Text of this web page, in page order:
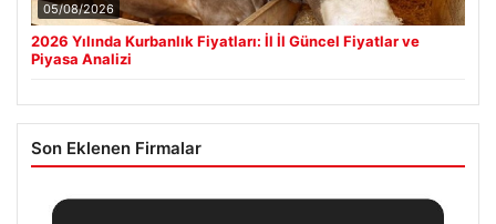
05/08/2026
2026 Yılında Kurbanlık Fiyatları: İl İl Güncel Fiyatlar ve
Piyasa Analizi
Son Eklenen Firmalar